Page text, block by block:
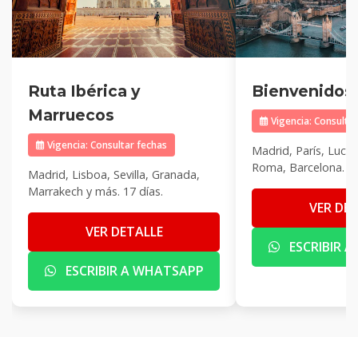
Ruta Ibérica y
Marruecos
Vigencia: Consultar fechas
Madrid, Lisboa, Sevilla, Granada,
Marrakech y más. 17 días.
VER DETALLE
ESCRIBIR A WHATSAPP
Bienvenidos
Vigencia:
Madrid, París,
Roma, Barcelona.
VER
ESCRIBIR